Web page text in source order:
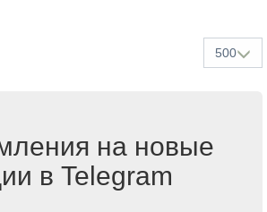
500
на новые
в Telegram